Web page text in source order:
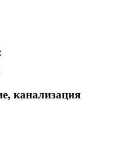
канализация